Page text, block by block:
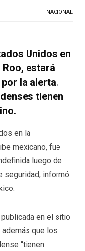
NACIONAL
Unidos en
Roo, estará
la alerta.
tienen
en la
mexicano, fue
luego de
seguridad, informó
en el sitio
además que los
“tienen